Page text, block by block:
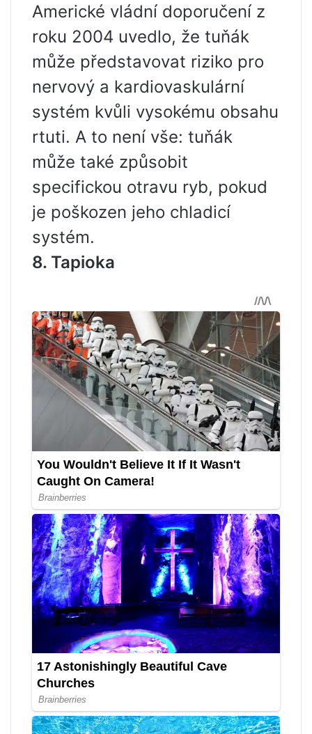
Americké vládní doporučení z
roku 2004 uvedlo, že tuňák
může představovat riziko pro
nervový a kardiovaskulární
systém kvůli vysokému obsahu
rtuti. A to není vše: tuňák
může také způsobit
specifickou otravu ryb, pokud
je poškozen jeho chladicí
systém.
8. Tapioka